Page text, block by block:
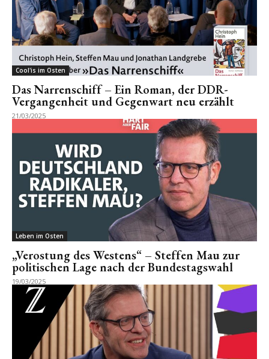
Cool'is im Osten
Das Narrenschiff – Ein Roman, der DDR-
Vergangenheit und Gegenwart neu erzählt
21/03/2025
Leben im Osten
„Verostung des Westens“ – Steffen Mau zur
politischen Lage nach der Bundestagswahl
19/03/2025